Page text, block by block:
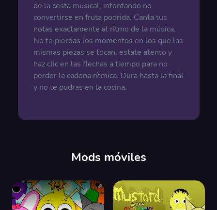
de la cesta musical, intentando no
convertirse en fruta podrida. Canta tus
notas exactamente al ritmo de la música.
No te pierdas los momentos en los que las
mismas piezas se tocan, estate atento y
haz clic en las flechas a tiempo para no
perder la cadena rítmica. Dura hasta la final
y no te pudras en la cocina.
Mods móviles